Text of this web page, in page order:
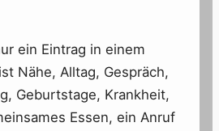
ein Eintrag in einem
Nähe, Alltag, Gespräch,
Geburtstage, Krankheit,
Essen, ein Anruf